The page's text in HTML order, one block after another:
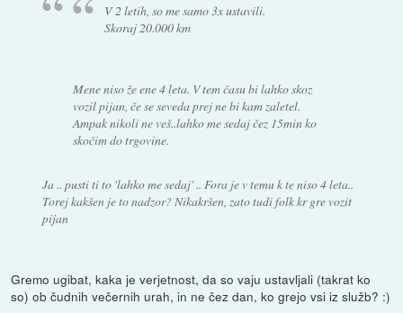
V 2 letih, so me samo 3x ustavili.
Skoraj 20.000 km
Mene niso že ene 4 leta. V tem času bi lahko skoz
vozil pijan, če se seveda prej ne bi kam zaletel.
Ampak nikoli ne veš..lahko me sedaj čez 15min ko
skočim do trgovine.
Ja .. pusti ti to 'lahko me sedaj' .. Fora je v temu k te niso 4 leta..
Torej kakšen je to nadzor? Nikakršen, zato tudi folk kr gre vozit
pijan
Gremo ugibat, kaka je verjetnost, da so vaju ustavljali (takrat ko
so) ob čudnih večernih urah, in ne čez dan, ko grejo vsi iz služb? :)